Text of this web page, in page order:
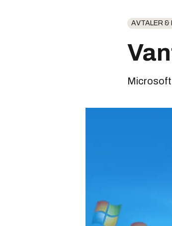
AVTALER &
Microsoft